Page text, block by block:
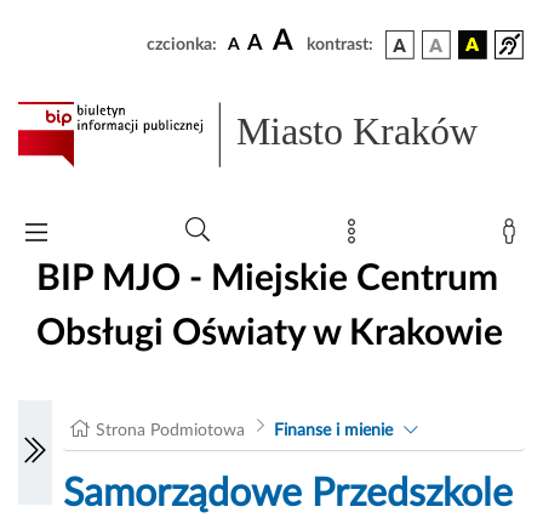
czcionka: A A A kontrast:
Miasto Kraków
BIP MJO - Miejskie Centrum
Obsługi Oświaty w Krakowie
Strona Podmiotowa Finanse i mienie
Samorządowe Przedszkole